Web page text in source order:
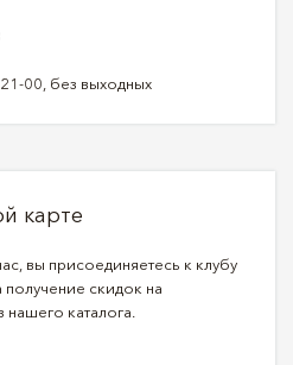
00, без выходных
карте
вы присоединяетесь к клубу
получение скидок на
каталога.